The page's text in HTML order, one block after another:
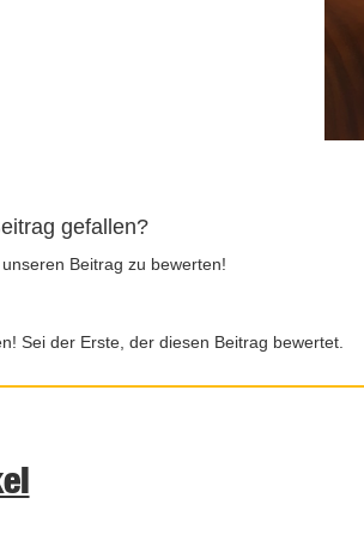
gefallen?
Beitrag zu bewerten!
Sei der Erste, der diesen Beitrag bewertet.